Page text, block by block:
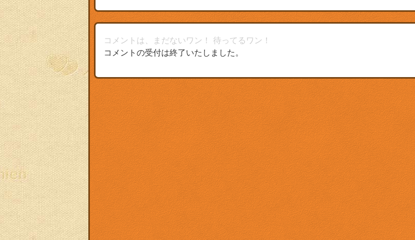
コメントは、まだないワン！ 待ってるワン！
コメントの受付は終了いたしました。